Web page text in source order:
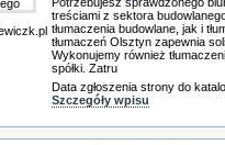
treściami z sektora
tłumaczenia budowlane, jak i
tłumaczeń Olsztyn zapewnia
Wykonujemy również
spółki. Zatru
Data zgłoszenia strony do
Szczegóły wpisu